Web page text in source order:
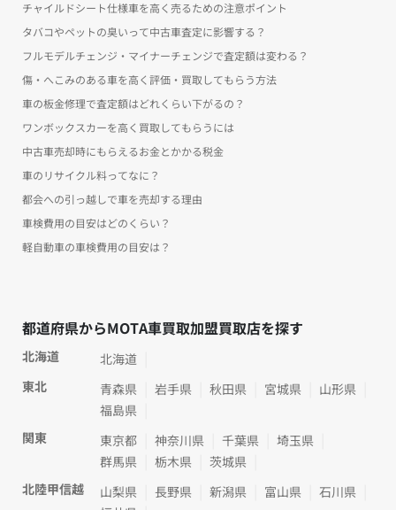
チャイルドシート仕様車を高く売るための注意ポイント
タバコやペットの臭いって中古車査定に影響する？
フルモデルチェンジ・マイナーチェンジで査定額は変わる？
傷・へこみのある車を高く評価・買取してもらう方法
車の板金修理で査定額はどれくらい下がるの？
ワンボックスカーを高く買取してもらうには
中古車売却時にもらえるお金とかかる税金
車のリサイクル料ってなに？
都会への引っ越しで車を売却する理由
車検費用の目安はどのくらい？
軽自動車の車検費用の目安は？
都道府県からMOTA車買取加盟買取店を探す
北海道
北海道
東北
青森県 岩手県 秋田県 宮城県
山形県
福島県
関東
東京都 神奈川県 千葉県
埼玉県
群馬県
栃木県
茨城県
北陸甲信越
山梨県 長野県 新潟県 富山県
石川県